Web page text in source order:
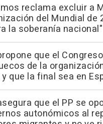
reclama excluir a
del Mundial de
la soberanía nacional"
que el
de la
que la final sea en
que el PP se
autonómicos al